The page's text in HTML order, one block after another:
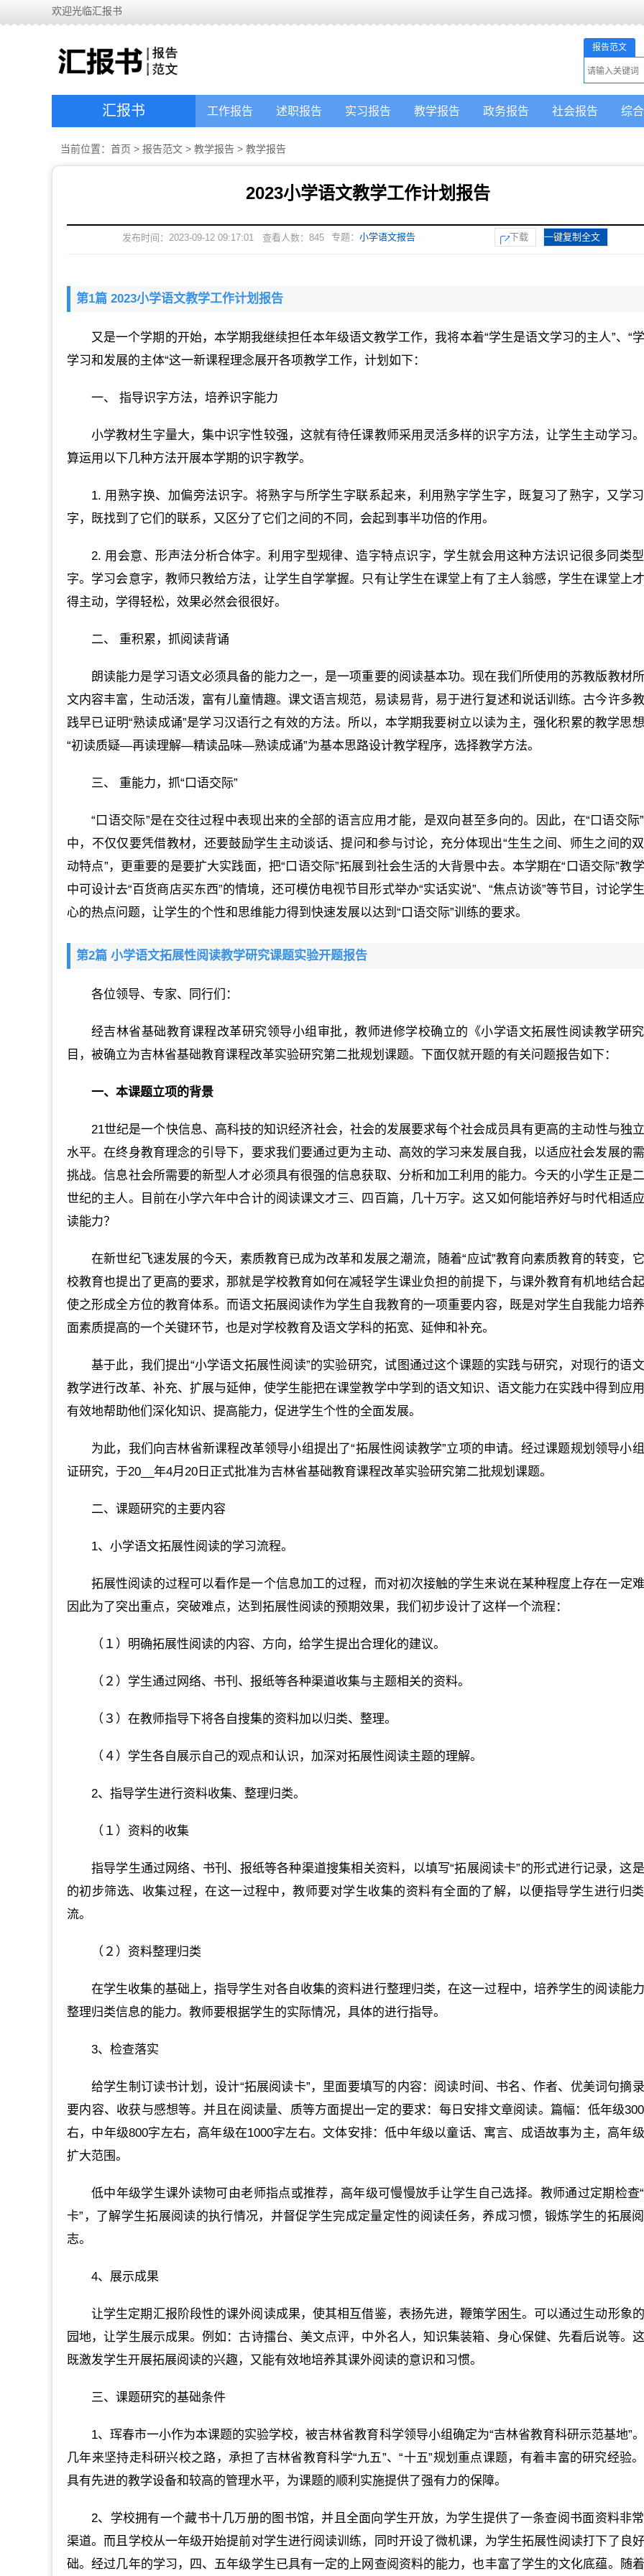
欢迎光临汇报书
报告范文
汇报书 工作报告 述职报告 实习报告 教学报告 政务报告 社会报告 综
当前位置： 首页 > 报告范文 > 教学报告 > 教学报告
2023小学语文教学工作计划报告
发布时间：2023-09-12 09:17:01 查看人数： 845 专题： 小学语文报告 下载 一键复制全文
第1篇 2023小学语文教学工作计划报告
又是一个学期的开始，本学期我继续担任本年级语文教学工作，我将本着“学生是语文学习的主人”、“
学习和发展的主体“这一新课程理念展开各项教学工作，计划如下：
一、 指导识字方法，培养识字能力
小学教材生字量大，集中识字性较强，这就有待任课教师采用灵活多样的识字方法，让学生主动学习
算运用以下几种方法开展本学期的识字教学。
1. 用熟字换、加偏旁法识字。将熟字与所学生字联系起来，利用熟字学生字，既复习了熟字，又学
字，既找到了它们的联系，又区分了它们之间的不同，会起到事半功倍的作用。
2. 用会意、形声法分析合体字。利用字型规律、造字特点识字，学生就会用这种方法识记很多同类
字。学习会意字，教师只教给方法，让学生自学掌握。只有让学生在课堂上有了主人翁感，学生在课堂上
得主动，学得轻松，效果必然会很很好。
二、 重积累，抓阅读背诵
朗读能力是学习语文必须具备的能力之一，是一项重要的阅读基本功。现在我们所使用的苏教版教材
文内容丰富，生动活泼，富有儿童情趣。课文语言规范，易读易背，易于进行复述和说话训练。古今许多
践早已证明“熟读成诵”是学习汉语行之有效的方法。所以，本学期我要树立以读为主，强化积累的教学思
“初读质疑—再读理解—精读品味—熟读成诵”为基本思路设计教学程序，选择教学方法。
三、 重能力，抓“口语交际”
“口语交际”是在交往过程中表现出来的全部的语言应用才能，是双向甚至多向的。因此，在“口语交际
中，不仅仅要凭借教材，还要鼓励学生主动谈话、提问和参与讨论，充分体现出“生生之间、师生之间的
动特点”，更重要的是要扩大实践面，把“口语交际”拓展到社会生活的大背景中去。本学期在“口语交际”教
中可设计去“百货商店买东西”的情境，还可模仿电视节目形式举办“实话实说”、“焦点访谈”等节目，讨论学
心的热点问题，让学生的个性和思维能力得到快速发展以达到“口语交际”训练的要求。
第2篇 小学语文拓展性阅读教学研究课题实验开题报告
各位领导、专家、同行们：
经吉林省基础教育课程改革研究领导小组审批，教师进修学校确立的《小学语文拓展性阅读教学研
目，被确立为吉林省基础教育课程改革实验研究第二批规划课题。下面仅就开题的有关问题报告如下：
一、本课题立项的背景
21世纪是一个快信息、高科技的知识经济社会，社会的发展要求每个社会成员具有更高的主动性与独
水平。在终身教育理念的引导下，要求我们要通过更为主动、高效的学习来发展自我，以适应社会发展的
挑战。信息社会所需要的新型人才必须具有很强的信息获取、分析和加工利用的能力。今天的小学生正是
世纪的主人。目前在小学六年中合计的阅读课文才三、四百篇，几十万字。这又如何能培养好与时代相适
读能力？
在新世纪飞速发展的今天，素质教育已成为改革和发展之潮流，随着“应试”教育向素质教育的转变，
校教育也提出了更高的要求，那就是学校教育如何在减轻学生课业负担的前提下，与课外教育有机地结合起
使之形成全方位的教育体系。而语文拓展阅读作为学生自我教育的一项重要内容，既是对学生自我能力培
面素质提高的一个关键环节，也是对学校教育及语文学科的拓宽、延伸和补充。
基于此，我们提出“小学语文拓展性阅读”的实验研究，试图通过这个课题的实践与研究，对现行的语
教学进行改革、补充、扩展与延伸，使学生能把在课堂教学中学到的语文知识、语文能力在实践中得到应
有效地帮助他们深化知识、提高能力，促进学生个性的全面发展。
为此，我们向吉林省新课程改革领导小组提出了“拓展性阅读教学”立项的申请。经过课题规划领导小
证研究，于20__年4月20日正式批准为吉林省基础教育课程改革实验研究第二批规划课题。
二、课题研究的主要内容
1、小学语文拓展性阅读的学习流程。
拓展性阅读的过程可以看作是一个信息加工的过程，而对初次接触的学生来说在某种程度上存在一定难
因此为了突出重点，突破难点，达到拓展性阅读的预期效果，我们初步设计了这样一个流程：
（１）明确拓展性阅读的内容、方向，给学生提出合理化的建议。
（２）学生通过网络、书刊、报纸等各种渠道收集与主题相关的资料。
（３）在教师指导下将各自搜集的资料加以归类、整理。
（４）学生各自展示自己的观点和认识，加深对拓展性阅读主题的理解。
2、指导学生进行资料收集、整理归类。
（１）资料的收集
指导学生通过网络、书刊、报纸等各种渠道搜集相关资料，以填写“拓展阅读卡”的形式进行记录，这
的初步筛选、收集过程，在这一过程中，教师要对学生收集的资料有全面的了解，以便指导学生进行归
流。
（２）资料整理归类
在学生收集的基础上，指导学生对各自收集的资料进行整理归类，在这一过程中，培养学生的阅读能
整理归类信息的能力。教师要根据学生的实际情况，具体的进行指导。
3、检查落实
给学生制订读书计划，设计“拓展阅读卡”，里面要填写的内容：阅读时间、书名、作者、优美词句摘
要内容、收获与感想等。并且在阅读量、质等方面提出一定的要求：每日安排文章阅读。篇幅：低年级
右，中年级800字左右，高年级在1000字左右。文体安排：低中年级以童话、寓言、成语故事为主，高年
扩大范围。
低中年级学生课外读物可由老师指点或推荐，高年级可慢慢放手让学生自己选择。教师通过定期检查
卡”，了解学生拓展阅读的执行情况，并督促学生完成定量定性的阅读任务，养成习惯，锻炼学生的拓展
志。
4、展示成果
让学生定期汇报阶段性的课外阅读成果，使其相互借鉴，表扬先进，鞭策学困生。可以通过生动形象
园地，让学生展示成果。例如：古诗擂台、美文点评，中外名人，知识集装箱、身心保健、先看后说等。这
既激发学生开展拓展阅读的兴趣，又能有效地培养其课外阅读的意识和习惯。
三、课题研究的基础条件
1、珲春市一小作为本课题的实验学校，被吉林省教育科学领导小组确定为“吉林省教育科研示范基地”
几年来坚持走科研兴校之路，承担了吉林省教育科学“九五”、“十五”规划重点课题，有着丰富的研究经验
具有先进的教学设备和较高的管理水平，为课题的顺利实施提供了强有力的保障。
2、学校拥有一个藏书十几万册的图书馆，并且全面向学生开放，为学生提供了一条查阅书面资料非
渠道。而且学校从一年级开始提前对学生进行阅读训练，同时开设了微机课，为学生拓展性阅读打下了良
础。经过几年的学习，四、五年级学生已具有一定的上网查阅资料的能力，也丰富了学生的文化底蕴。随